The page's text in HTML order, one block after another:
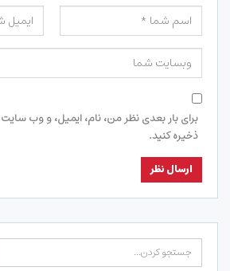
برای بار بعدی نظر من، نام، ایمیل، و وب
ذخیره کنید.